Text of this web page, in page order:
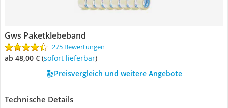
Gws Paketklebeband
275 Bewertungen
ab 48,00 € ( Sofort lieferbar)
Preisvergleich und weitere Angebote
Technische Details